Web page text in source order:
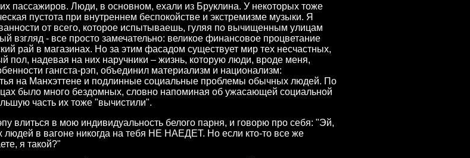
пассажиров. Люди, в основном, ехали из Бруклина. У некоторых тоже
пустота при внутреннем беспокойстве и экстремизме музыки. Я
от всего, которое испытываешь, гуляя по вычищенным улицам
- все просто замечательно: великое финансовое процветание
рай в магазинах. Но за этим фасадом существует мир тех несчастных,
пол, надевая на них наручники – жизнь, которую люди, вроде меня,
гангста-рэп, объединил материализм и национализм:
на Манхэттене и подлинные социальные проблемы обычных людей. По
было много бездомных, словно напоминая об ужасающей социальной
часть их тоже "вычистили".
влиться в мою индивидуальность белого парня, и говорю про себя: "Эй,
людей в вагоне никогда на тебя НЕ НАЕДЕТ. Но если кто-то все же
я такой?"